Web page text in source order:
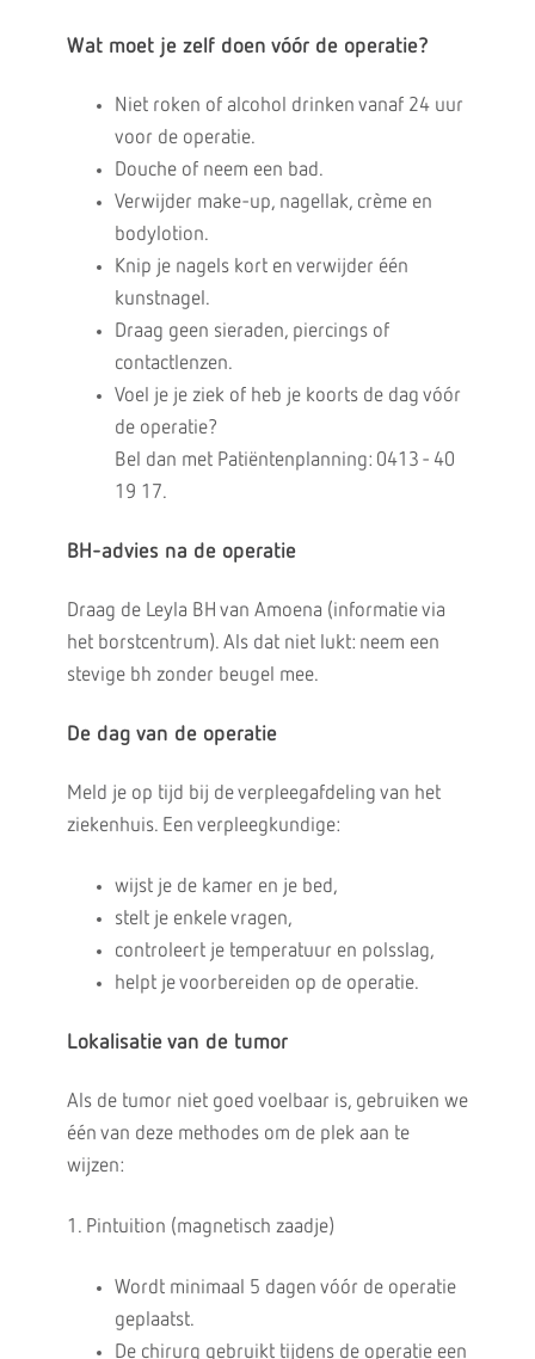
Wat moet je zelf doen vóór de operatie?
Niet roken of alcohol drinken vanaf 24 uur
voor de operatie.
Douche of neem een bad.
Verwijder make-up, nagellak, crème en
bodylotion.
Knip je nagels kort en verwijder één
kunstnagel.
Draag geen sieraden, piercings of
contactlenzen.
Voel je je ziek of heb je koorts de dag vóór
de operatie?
Bel dan met Patiëntenplanning: 0413 - 40
19 17.
BH-advies na de operatie
Draag de Leyla BH van Amoena (informatie via
het borstcentrum). Als dat niet lukt: neem een
stevige bh zonder beugel mee.
De dag van de operatie
Meld je op tijd bij de verpleegafdeling van het
ziekenhuis. Een verpleegkundige:
wijst je de kamer en je bed,
stelt je enkele vragen,
controleert je temperatuur en polsslag,
helpt je voorbereiden op de operatie.
Lokalisatie van de tumor
Als de tumor niet goed voelbaar is, gebruiken we
één van deze methodes om de plek aan te
wijzen:
1. Pintuition (magnetisch zaadje)
Wordt minimaal 5 dagen vóór de operatie
geplaatst.
De chirurg gebruikt tijdens de operatie een